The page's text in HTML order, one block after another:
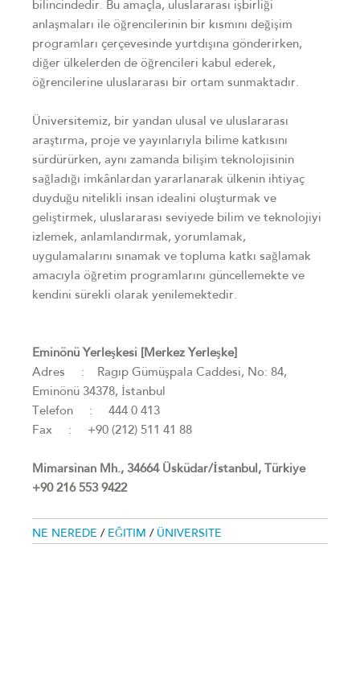
bilincindedir. Bu amaçla, uluslararası işbirliği
anlaşmaları ile öğrencilerinin bir kısmını değişim
programları çerçevesinde yurtdışına gönderirken,
diğer ülkelerden de öğrencileri kabul ederek,
öğrencilerine uluslararası bir ortam sunmaktadır.
Üniversitemiz, bir yandan ulusal ve uluslararası
araştırma, proje ve yayınlarıyla bilime katkısını
sürdürürken, aynı zamanda bilişim teknolojisinin
sağladığı imkânlardan yararlanarak ülkenin ihtiyaç
duyduğu nitelikli insan idealini oluşturmak ve
geliştirmek, uluslararası seviyede bilim ve teknolojiyi
izlemek, anlamlandırmak, yorumlamak,
uygulamalarını sınamak ve topluma katkı sağlamak
amacıyla öğretim programlarını güncellemekte ve
kendini sürekli olarak yenilemektedir.
Eminönü Yerleşkesi [Merkez Yerleşke]
Adres : Ragıp Gümüşpala Caddesi, No: 84,
Eminönü 34378, İstanbul
Telefon : 444 0 413
Fax : +90 (212) 511 41 88
Mimarsinan Mh., 34664 Üsküdar/İstanbul, Türkiye ‎
+90 216 553 9422
NE NEREDE / EĞITIM / ÜNIVERSITE